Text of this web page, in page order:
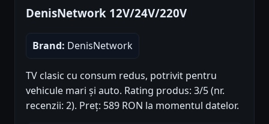
DenisNetwork 12V/24V/220V
Brand: DenisNetwork
TV clasic cu consum redus, potrivit pentru
vehicule mari și auto. Rating produs: 3/5 (nr.
recenzii: 2). Preț: 589 RON la momentul datelor.